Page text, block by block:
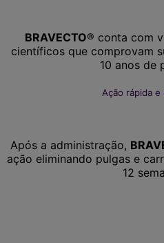
BRAVECTO® conta com
científicos que comprovam
10 anos de
Ação rápida e
Após a administração,
ação eliminando pulgas e
12